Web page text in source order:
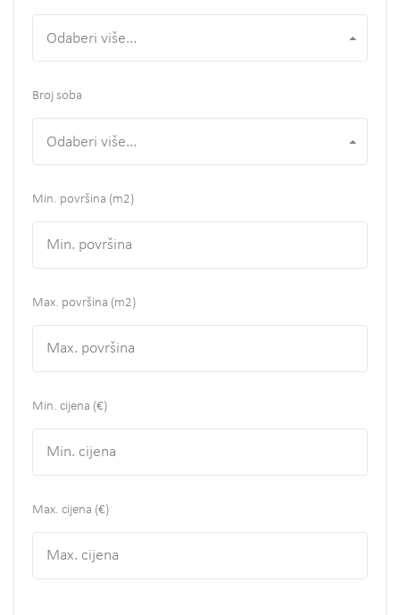
Odaberi više...
Broj soba
Odaberi više...
Min. površina (m2)
Max. površina (m2)
Min. cijena (€)
Max. cijena (€)